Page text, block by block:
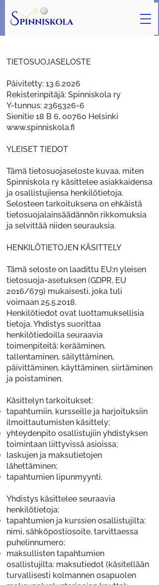
TIETOSUOJASELOSTE
Päivitetty: 13.6.2026
Rekisterinpitäjä: Spinniskola ry
Y-tunnus: 2365326-6
Sienitie 18 B 6, 00760 Helsinki
www.spinniskola.fi
YLEISET TIEDOT
Tämä tietosuojaseloste kuvaa, miten
Spinniskola ry käsittelee asiakkaidensa
ja osallistujiensa henkilötietoja.
Selosteen tarkoituksena on ehkäistä
tietosuojalainsäädännön rikkomuksia
ja selvittää niiden seurauksia.
HENKILÖTIETOJEN KÄSITTELY
Tämä seloste on laadittu EU:n yleisen
tietosuoja-asetuksen (GDPR, EU
2016/679) mukaisesti, joka tuli
voimaan 25.5.2018.
Henkilötiedot ovat luottamuksellisia
tietoja. Yhdistys suorittaa
henkilötiedoilla seuraavia
toimenpiteitä: kerääminen,
tallentaminen, säilyttäminen,
päivittäminen, käyttäminen, siirtäminen
ja poistaminen.
Käsittelyn tarkoitukset:
tapahtumiin, kursseille ja harjoituksiin
ilmoittautumisten käsittely;
yhteydenpito osallistujiin yhdistyksen
toimintaan liittyvissä asioissa;
laskujen ja maksutietojen
lähettäminen;
tapahtumien lipunmyynti.
Yhdistys käsittelee seuraavia
henkilötietoja:
tapahtumien ja kurssien osallistujilta:
nimi, sähköpostiosoite, tarvittaessa
puhelinnumero;
maksullisten tapahtumien
osallistujilta: maksutiedot (käsitellään
turvallisesti kolmannen osapuolen